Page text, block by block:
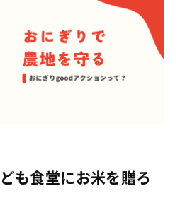
も食堂にお米を贈ろ